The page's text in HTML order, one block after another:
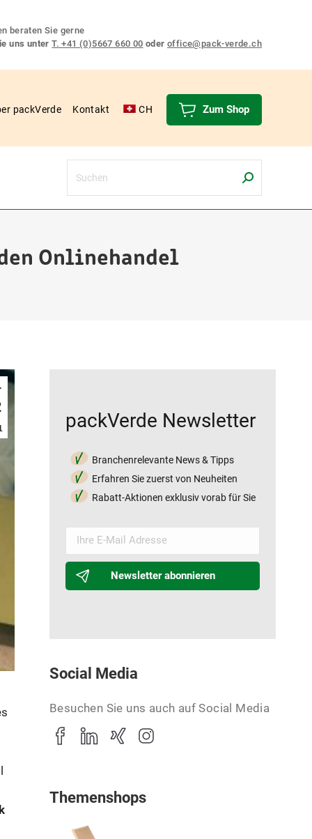
beraten Sie gerne
uns unterT. +41 (0)5667 660 00 oder office@pack-verde.ch
packVerde Kontakt CH Zum Shop
Onlinehandel
packVerde Newsletter
Branchenrelevante News & Tipps
Erfahren Sie zuerst von Neuheiten
Rabatt-Aktionen exklusiv vorab für Sie
Newsletter abonnieren
Social Media
Besuchen Sie uns auch auf Social Media
Themenshops